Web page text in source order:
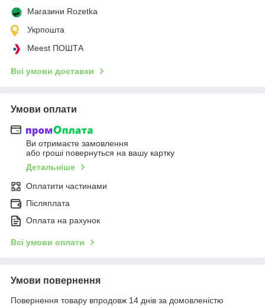
Магазини Rozetka
Укрпошта
Meest ПОШТА
Всі умови доставки
Умови оплати
Ви отримаєте замовлення
або гроші повернуться на вашу картку
Детальніше
Оплатити частинами
Післяплата
Оплата на рахунок
Всі умови оплати
Умови повернення
Повернення товару впродовж 14 днів за домовленістю